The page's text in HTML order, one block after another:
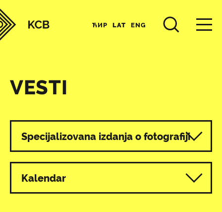
ЋИР LAT ENG
VESTI
Svi programi
Specijalizovana izdanja o fotografiji
Kalendar